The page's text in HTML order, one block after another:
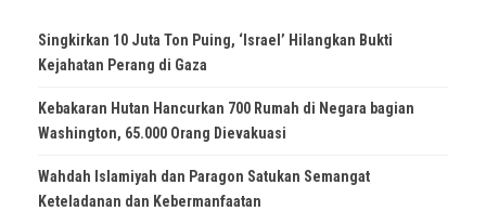
Singkirkan 10 Juta Ton Puing, ‘Israel’ Hilangkan Bukti
Kejahatan Perang di Gaza
Kebakaran Hutan Hancurkan 700 Rumah di Negara bagian
Washington, 65.000 Orang Dievakuasi
Wahdah Islamiyah dan Paragon Satukan Semangat
Keteladanan dan Kebermanfaatan